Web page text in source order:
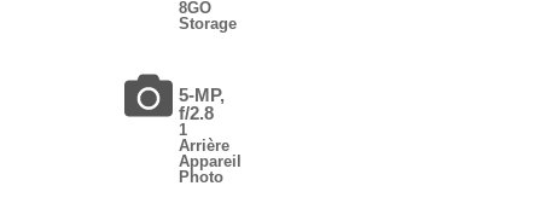
8GO
Storage
5-MP,
f/2.8
1
Arrière
Appareil
Photo